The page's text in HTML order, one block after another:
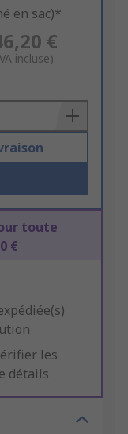
en sac)*
€
incluse)
toute
€
les
détails